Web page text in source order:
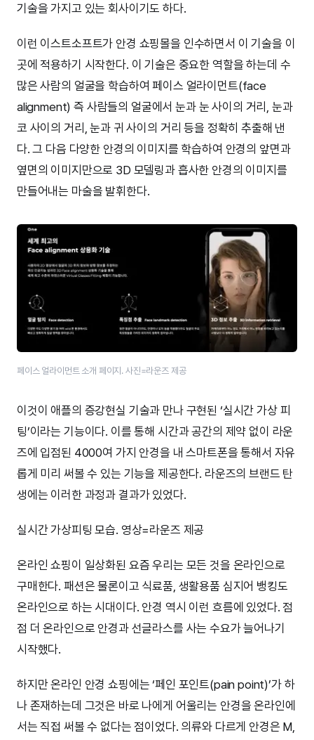
기술을 가지고 있는 회사이기도 하다.
이런 이스트소프트가 안경 쇼핑몰을 인수하면서 이 기술을 이
곳에 적용하기 시작한다. 이 기술은 중요한 역할을 하는데 수
많은 사람의 얼굴을 학습하여 페이스 얼라이먼트(face
alignment) 즉 사람들의 얼굴에서 눈과 눈 사이의 거리, 눈과
코 사이의 거리, 눈과 귀 사이의 거리 등을 정확히 추출해 낸
다. 그 다음 다양한 안경의 이미지를 학습하여 안경의 앞면과
옆면의 이미지만으로 3D 모델링과 흡사한 안경의 이미지를
만들어내는 마술을 발휘한다.
페이스 얼라이먼트 소개 페이지. 사진=라운즈 제공
이것이 애플의 증강현실 기술과 만나 구현된 ‘실시간 가상 피
팅’이라는 기능이다. 이를 통해 시간과 공간의 제약 없이 라운
즈에 입점된 4000여 가지 안경을 내 스마트폰을 통해서 자유
롭게 미리 써볼 수 있는 기능을 제공한다. 라운즈의 브랜드 탄
생에는 이러한 과정과 결과가 있었다.
실시간 가상피팅 모습. 영상=라운즈 제공
온라인 쇼핑이 일상화된 요즘 우리는 모든 것을 온라인으로
구매한다. 패션은 물론이고 식료품, 생활용품 심지어 뱅킹도
온라인으로 하는 시대이다. 안경 역시 이런 흐름에 있었다. 점
점 더 온라인으로 안경과 선글라스를 사는 수요가 늘어나기
시작했다.
하지만 온라인 안경 쇼핑에는 ‘페인 포인트(pain point)’가 하
나 존재하는데 그것은 바로 나에게 어울리는 안경을 온라인에
서는 직접 써볼 수 없다는 점이었다. 의류와 다르게 안경은 M,